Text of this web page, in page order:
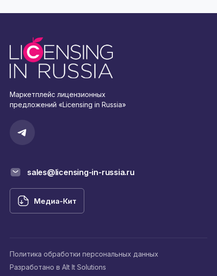
Маркетплейс лицензионных
предложений «Licensing in Russia»
sales@licensing-in-russia.ru
Медиа-Кит
Политика обработки персональных данных
Разработано в Alt It Solutions